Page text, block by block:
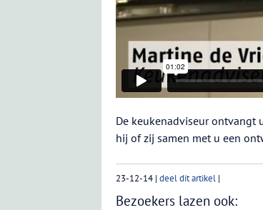
De keukenadviseur ontvangt
hij of zij samen met u een
23-12-14 | deel dit artikel |
Bezoekers lazen ook: